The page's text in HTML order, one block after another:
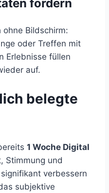
fördern
Bildschirm:
oder Treffen mit
Erlebnisse füllen
auf.
belegte
1 Woche Digital
Stimmung und
verbessern
subjektive